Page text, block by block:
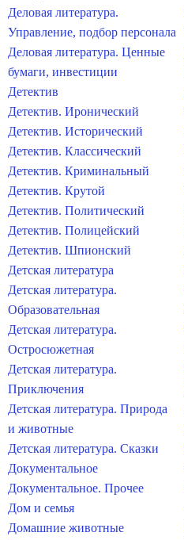
Деловая литература.
Управление, подбор персонала
Деловая литература. Ценные
бумаги, инвестиции
Детектив
Детектив. Иронический
Детектив. Исторический
Детектив. Классический
Детектив. Криминальный
Детектив. Крутой
Детектив. Политический
Детектив. Полицейский
Детектив. Шпионский
Детская литература
Детская литература.
Образовательная
Детская литература.
Остросюжетная
Детская литература.
Приключения
Детская литература. Природа
и животные
Детская литература. Сказки
Документальное
Документальное. Прочее
Дом и семья
Домашние животные